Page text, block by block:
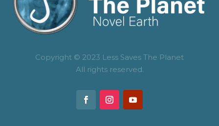
Copyright © 2023 Less Saves The Planet
All rights reserved.